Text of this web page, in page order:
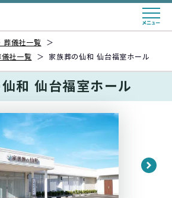
葬儀社一覧
＞
社一覧
＞ 家族葬の仙和 仙台福室ホール
和 仙台福室ホール